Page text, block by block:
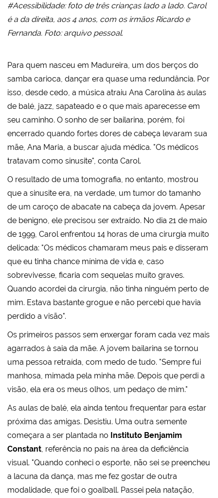
#Acessibilidade: foto de três crianças lado a lado. Carol
é a da direita, aos 4 anos, com os irmãos Ricardo e
Fernanda. Foto: arquivo pessoal.
Para quem nasceu em Madureira, um dos berços do
samba carioca, dançar era quase uma redundância. Por
isso, desde cedo, a música atraiu Ana Carolina às aulas
de balé, jazz, sapateado e o que mais aparecesse em
seu caminho. O sonho de ser bailarina, porém, foi
encerrado quando fortes dores de cabeça levaram sua
mãe, Ana Maria, a buscar ajuda médica. "Os médicos
tratavam como sinusite", conta Carol.
O resultado de uma tomografia, no entanto, mostrou
que a sinusite era, na verdade, um tumor do tamanho
de um caroço de abacate na cabeça da jovem. Apesar
de benigno, ele precisou ser extraído. No dia 21 de maio
de 1999, Carol enfrentou 14 horas de uma cirurgia muito
delicada: "Os médicos chamaram meus pais e disseram
que eu tinha chance mínima de vida e, caso
sobrevivesse, ficaria com sequelas muito graves.
Quando acordei da cirurgia, não tinha ninguém perto de
mim. Estava bastante grogue e não percebi que havia
perdido a visão".
Os primeiros passos sem enxergar foram cada vez mais
agarrados à saia da mãe. A jovem bailarina se tornou
uma pessoa retraída, com medo de tudo. "Sempre fui
manhosa, mimada pela minha mãe. Depois que perdi a
visão, ela era os meus olhos, um pedaço de mim."
As aulas de balé, ela ainda tentou frequentar para estar
próxima das amigas. Desistiu. Uma outra semente
começara a ser plantada no Instituto Benjamim
Constant , referência no país na área da deficiência
visual. "Quando conheci o esporte, não sei se preencheu
a lacuna da dança, mas me fez gostar de outra
modalidade, que foi o goalball. Passei pela natação,